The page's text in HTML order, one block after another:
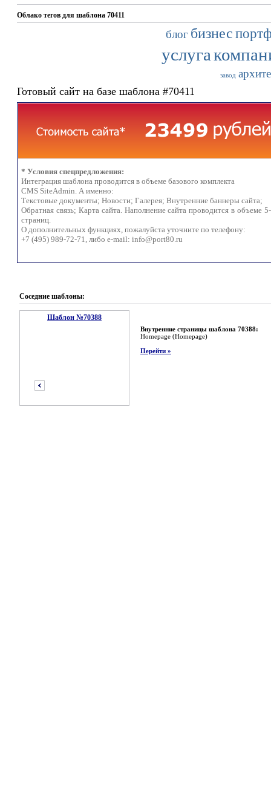
Облако тегов для шаблона 70411
блог бизнес
услуга
завод
Готовый сайт на базе шаблона #70411
* Условия спецпредложения:
Интеграция шаблона проводится в объеме базового комплекта
CMS SiteAdmin. А именно:
Текстовые документы; Новости; Галерея; Внутренние баннеры сайта;
Обратная связь; Карта сайта. Наполнение сайта проводится в объеме
страниц.
О дополнительных функциях, пожалуйста уточните по телефону:
+7 (495) 989-72-71, либо e-mail: info@port80.ru
Соседние шаблоны:
Шаблон №70388
Внутренние страницы шаблона 70388:
Homepage (Homepage)
Перейти »